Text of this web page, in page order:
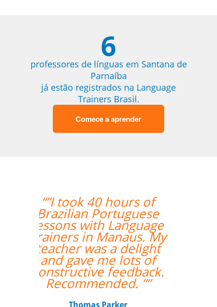
6
professores de línguas em Santana de
Parnaíba
já estão registrados na Language
Trainers Brasil.
Comece a aprender
“”A aluna esta
adorando o curso e
também gostou
bastante da
professora.””
Gustavo Chelin
Curso de Português em Jundiaí